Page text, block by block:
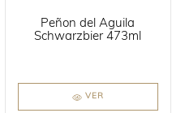
Peñon del Águila
Schwarzbier 473ml
VER